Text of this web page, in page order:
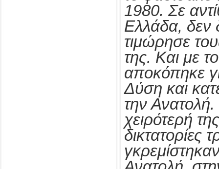
1980. Σε
Ελλάδα, δεν
τιμώρησε
της. Και με
αποκόπηκε
Δύση και
την
χειρότερή
δικτατορίες